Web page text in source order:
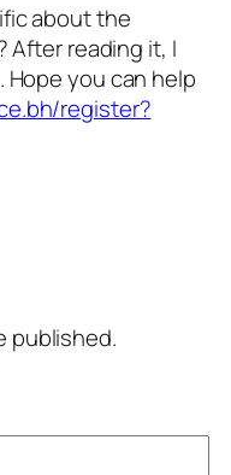
about the
After reading it, I
you can help
register?
published.